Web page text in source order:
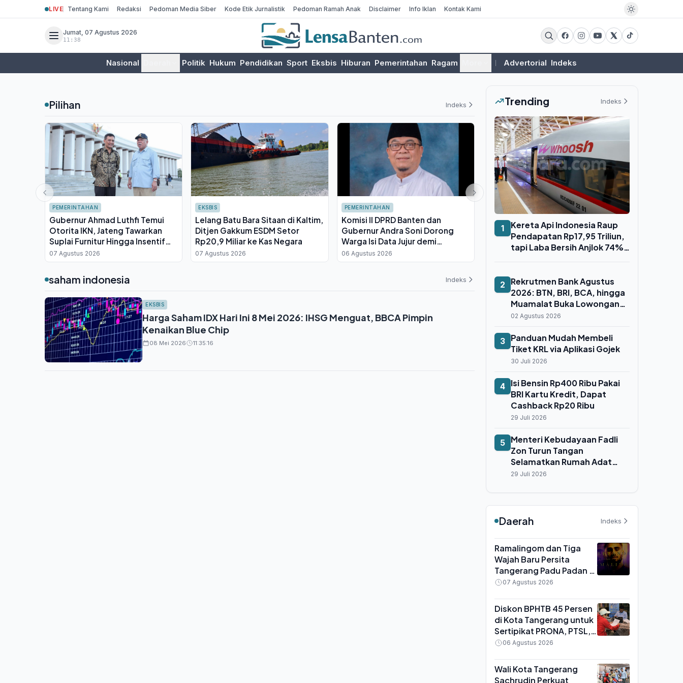
LIVE Tentang Kami Redaksi Pedoman Media Siber Kode Etik Jurnalistik Pedoman Ramah Anak Disclaimer Info Iklan Kontak Kami
Jumat, 07 Agustus 2026
11:38
Nasional Politik Hukum Pendidikan Sport Eksbis Hiburan Pemerintahan Ragam Advertorial Indeks
Pilihan Indeks
PEMERINTAHAN
Gubernur Ahmad Luthfi Temui
Otorita IKN, Jateng Tawarkan
Suplai Furnitur Hingga Insentif
Fiskal
07 Agustus 2026
EKSBIS
Lelang Batu Bara Sitaan di Kaltim,
Ditjen Gakkum ESDM Setor
Rp20,9 Miliar ke Kas Negara
07 Agustus 2026
PEMERINTAHAN
Komisi II DPRD Banten dan
Gubernur Andra Soni Dorong
Warga Isi Data Jujur demi
Sukseskan Sensus Ekonomi 2026
06 Agustus 2026
EKSBIS
Bahlil Lantik Empat Pejabat
ESDM, Dr. Lana Saria Resmi
Pimpin Badan Geologi
06 Agustus 2026
saham indonesia Indeks
EKSBIS
Harga Saham IDX Hari Ini 8 Mei 2026: IHSG Menguat, BBCA Pimpin
Kenaikan Blue Chip
08 Mei 2026 11:35:16
Trending Indeks
1
Kereta Api Indonesia Raup
Pendapatan Rp17,95 Triliun,
tapi Laba Bersih Anjlok 74%
2
Rekrutmen Bank Agustus
2026: BTN, BRI, BCA, hingga
Muamalat Buka Lowongan
untuk Fresh Graduate dan
02 Agustus 2026
3 Panduan Mudah Membeli
Tiket KRL via Aplikasi Gojek
30 Juli 2026
4 Isi Bensin Rp400 Ribu Pakai
BRI Kartu Kredit, Dapat
Cashback Rp20 Ribu
29 Juli 2026
5 Menteri Kebudayaan Fadli
Zon Turun Tangan
Selamatkan Rumah Adat
Hiliamaetaniha dari
29 Juli 2026
Daerah Indeks
Ramalingom dan Tiga
Wajah Baru Persita
Tangerang Padu Padan di
TC Yogyakarta, Fokus
Super League
07 Agustus 2026
Diskon BPHTB 45 Persen
di Kota Tangerang untuk
Sertipikat PRONA, PTSL,
dan PTKL, Berlaku Hingga
06 Agustus 2026
Wali Kota Tangerang
Sachrudin Perkuat